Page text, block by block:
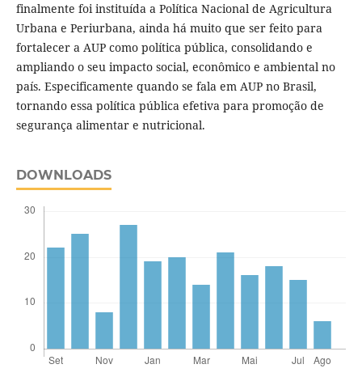
finalmente foi instituída a Política Nacional de Agricultura
Urbana e Periurbana, ainda há muito que ser feito para
fortalecer a AUP como política pública, consolidando e
ampliando o seu impacto social, econômico e ambiental no
país. Especificamente quando se fala em AUP no Brasil,
tornando essa política pública efetiva para promoção de
segurança alimentar e nutricional.
DOWNLOADS